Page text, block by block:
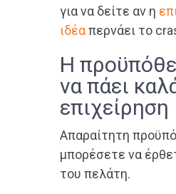
για να δείτε αν η
ιδέαπερνάει το
Η
να πάει
επιχείρηση
Απαραίτητη
μπορέσετε να
του πελάτη.